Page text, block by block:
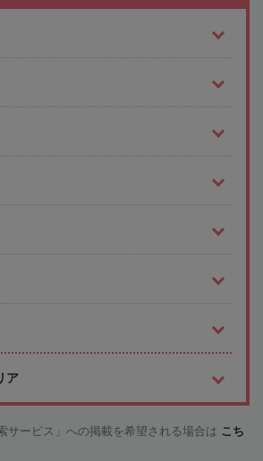
ア
サービス」への掲載を希望される場合は こち